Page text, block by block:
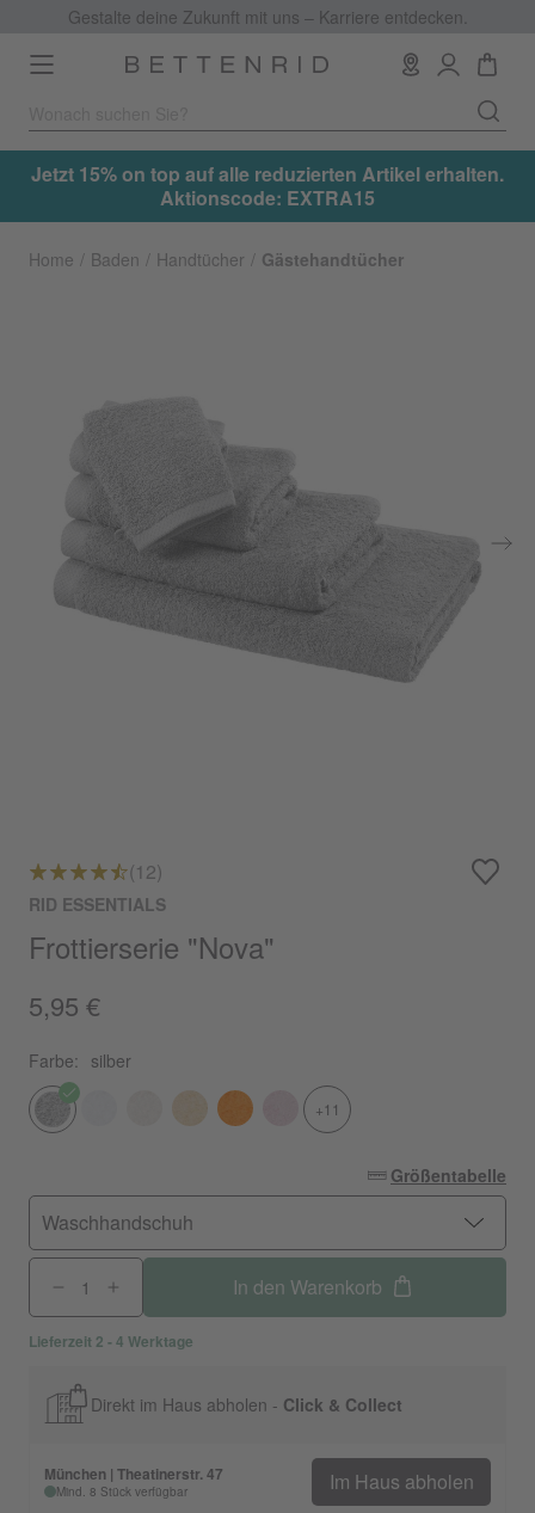
Gestalte deine Zukunft mit uns – Karriere entdecken.
Toggle
navigation
Jetzt 15% on top auf alle reduzierten Artikel erhalten.
Aktionscode: EXTRA15
Home Baden Handtücher Gästehandtücher
(12)
RID ESSENTIALS
Frottierserie "Nova"
5,95 €
Farbe: silber
+11
Größentabelle
Waschhandschuh
In den Warenkorb
Lieferzeit 2 - 4 Werktage
Direkt im Haus abholen - Click & Collect
München | Theatinerstr. 47
Mind. 8 Stück verfügbar Im Haus abholen